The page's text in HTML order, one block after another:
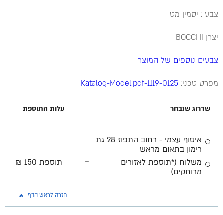
צבע : יסמין מט
יצרן BOCCHI
צבעים נוספים של המוצר
מפרט טכני: 1119-0125-Katalog-Model.pdf
שדרוג שנבחר עלות התוספת
איסוף עצמי - רחוב התפוז 28 גת
רימון בתאום מראש
משלוח (*תוספת לאזורים
מרוחקים)
- תוספת 150 ₪
חזרה לראש הדף